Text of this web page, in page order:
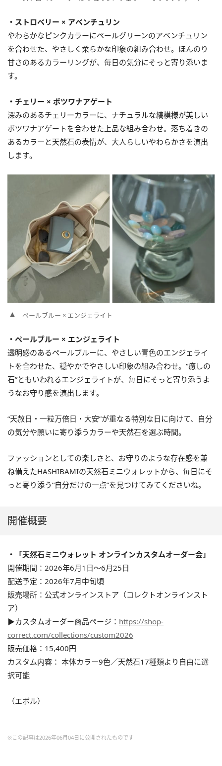
・ストロベリー × アベンチュリン
やわらかなピンクカラーにペールグリーンのアベンチュリン
を合わせた、やさしく柔らかな印象の組み合わせ。ほんのり
甘さのあるカラーリングが、毎日の気分にそっと寄り添いま
す。
・チェリー × ボツワナアゲート
深みのあるチェリーカラーに、ナチュラルな縞模様が美しい
ボツワナアゲートを合わせた上品な組み合わせ。落ち着きの
あるカラーと天然石の表情が、大人らしいやわらかさを演出
します。
ペールブルー × エンジェライト
・ペールブルー × エンジェライト
透明感のあるペールブルーに、やさしい青色のエンジェライ
トを合わせた、穏やかでやさしい印象の組み合わせ。“癒しの
石”ともいわれるエンジェライトが、毎日にそっと寄り添うよ
うなお守り感を演出します。
“天赦日・一粒万倍日・大安”が重なる特別な日に向けて、自分
の気分や願いに寄り添うカラーや天然石を選ぶ時間。
ファッションとしての楽しさと、お守りのような存在感を兼
ね備えたHASHIBAMIの天然石ミニウォレットから、毎日にそ
っと寄り添う“自分だけの一点”を見つけてみてくださいね。
開催概要
・「天然石ミニウォレット オンラインカスタムオーダー会」
開催期間：2026年6月1日〜6月25日
配送予定：2026年7月中旬頃
販売場所：公式オンラインストア（コレクトオンラインスト
ア）
▶︎カスタムオーダー商品ページ： https://shop-
correct.com/collections/custom2026
販売価格：15,400円
カスタム内容： 本体カラー9色／天然石17種類より自由に選
択可能
（エボル）
※この記事は2026年06月04日に公開されたものです